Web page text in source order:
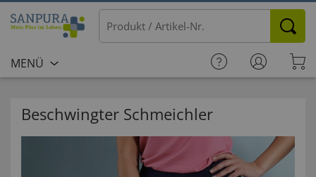
MENÜ
Beschwingter Schmeichler